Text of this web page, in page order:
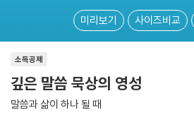
미리보기 사이즈비교
소득공제
깊은 말씀 묵상의 영성
말씀과 삶이 하나 될 때